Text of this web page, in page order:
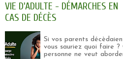
VIE D'ADULTE - DÉMARCHES EN
CAS DE DÉCÈS
Si vos parents
vous sauriez quoi faire
personne ne veut